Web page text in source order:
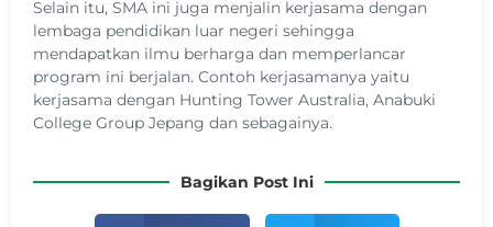
Selain itu, SMA ini juga menjalin kerjasama dengan
lembaga pendidikan luar negeri sehingga
mendapatkan ilmu berharga dan memperlancar
program ini berjalan. Contoh kerjasamanya yaitu
kerjasama dengan Hunting Tower Australia, Anabuki
College Group Jepang dan sebagainya.
Bagikan Post Ini